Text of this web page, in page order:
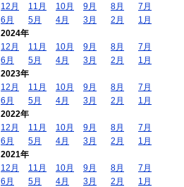
12月
11月 10月 9月 8月
7月
6月
5月 4月 3月 2月
1月
2024年
12月
11月 10月 9月 8月
7月
6月
5月 4月 3月 2月
1月
2023年
12月
11月 10月 9月 8月
7月
6月
5月 4月 3月 2月
1月
2022年
12月
11月 10月 9月 8月
7月
6月
5月 4月 3月 2月
1月
2021年
12月
11月 10月 9月 8月
7月
6月
5月 4月 3月 2月
1月